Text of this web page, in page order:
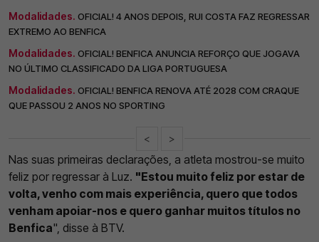
Modalidades. OFICIAL! 4 ANOS DEPOIS, RUI COSTA FAZ REGRESSAR
EXTREMO AO BENFICA
Modalidades. OFICIAL! BENFICA ANUNCIA REFORÇO QUE JOGAVA
NO ÚLTIMO CLASSIFICADO DA LIGA PORTUGUESA
Modalidades. OFICIAL! BENFICA RENOVA ATÉ 2028 COM CRAQUE
QUE PASSOU 2 ANOS NO SPORTING
< >
Nas suas primeiras declarações, a atleta mostrou-se muito
feliz por regressar à Luz. "Estou muito feliz por estar de
volta, venho com mais experiência, quero que todos
venham apoiar-nos e quero ganhar muitos títulos no
Benfica", disse à BTV.